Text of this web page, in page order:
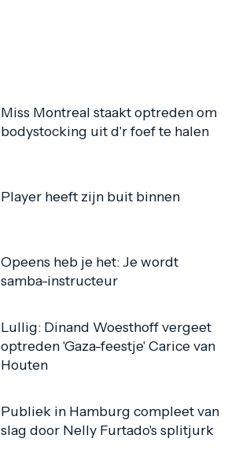
Miss Montreal staakt optreden om
bodystocking uit d'r foef te halen
Player heeft zijn buit binnen
Opeens heb je het: Je wordt
samba-instructeur
Lullig: Dinand Woesthoff vergeet
optreden 'Gaza-feestje' Carice van
Houten
Publiek in Hamburg compleet van
slag door Nelly Furtado's splitjurk